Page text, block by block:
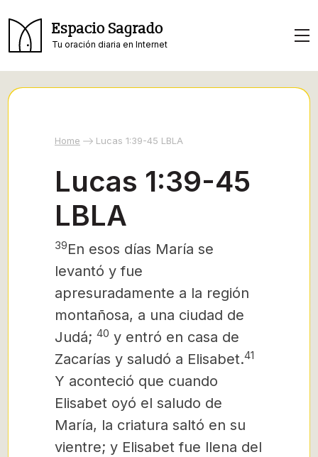
Espacio Sagrado
Tu oración diaria en Internet
Home Lucas 1:39-45 LBLA
Lucas 1:39-45
LBLA
39En esos días María se
levantó y fue
apresuradamente a la región
montañosa, a una ciudad de
Judá; 40 y entró en casa de
Zacarías y saludó a Elisabet.41
Y aconteció que cuando
Elisabet oyó el saludo de
María, la criatura saltó en su
vientre; y Elisabet fue llena del